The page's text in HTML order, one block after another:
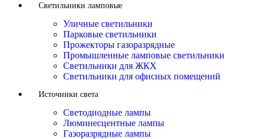
Светильники ламповые
Уличные светильники
Парковые светильники
Прожекторы газоразрядные
Промышленные ламповые светильники
Светильники для ЖКХ
Светильники для офисных помещений
Источники света
Светодиодные лампы
Люминесцентные лампы
Газоразрядные лампы